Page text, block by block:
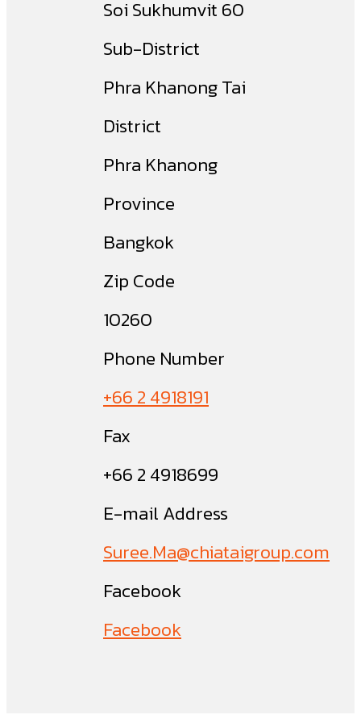
Soi Sukhumvit 60
Sub-District
Phra Khanong Tai
District
Phra Khanong
Province
Bangkok
Zip Code
10260
Phone Number
+66 2 4918191
Fax
+66 2 4918699
E-mail Address
Suree.Ma@chiataigroup.com
Facebook
Facebook